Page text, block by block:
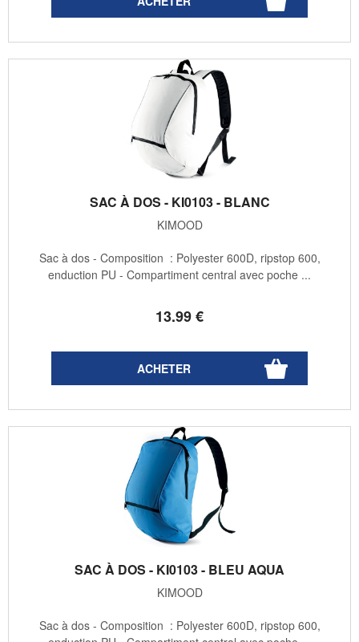
SAC À DOS - KI0103 - BLANC
KIMOOD
13.99€
Sac à dos - Composition : Polyester 600D, ripstop 600,
enduction PU - Compartiment central avec poche ...
SAC À DOS - KI0103 - BLEU AQUA
KIMOOD
Sac à dos - Composition : Polyester 600D, ripstop 600,